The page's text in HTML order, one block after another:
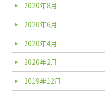
2020年8月
2020年6月
2020年4月
2020年2月
2019年12月